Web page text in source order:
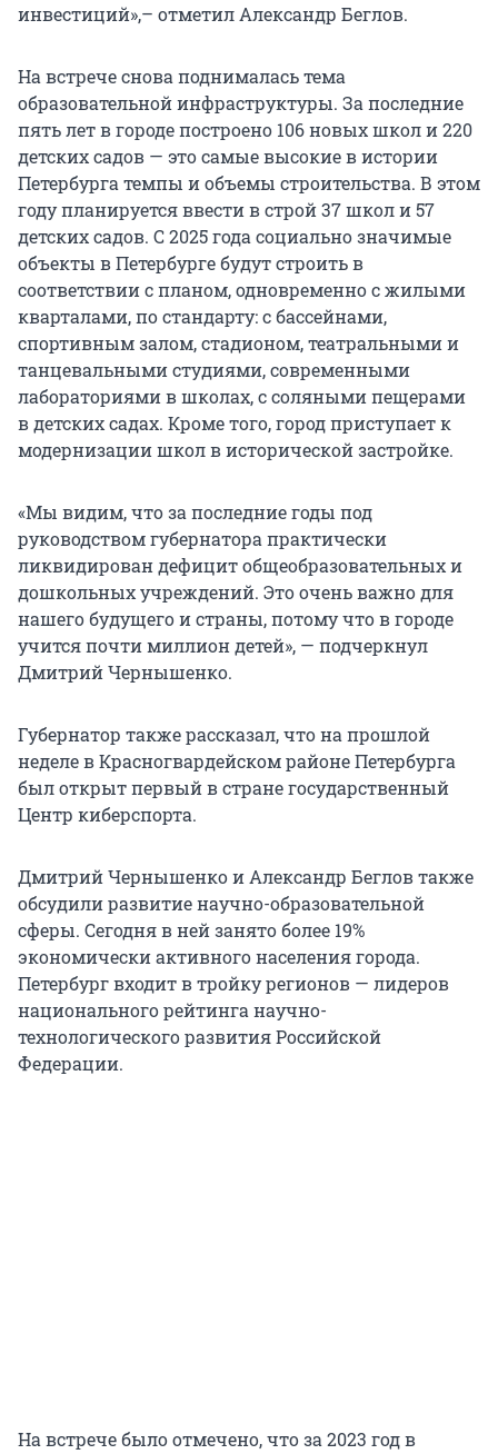
инвестиций»,– отметил Александр Беглов.
На встрече снова поднималась тема
образовательной инфраструктуры. За последние
пять лет в городе построено 106 новых школ и 220
детских садов — это самые высокие в истории
Петербурга темпы и объемы строительства. В этом
году планируется ввести в строй 37 школ и 57
детских садов. С 2025 года социально значимые
объекты в Петербурге будут строить в
соответствии с планом, одновременно с жилыми
кварталами, по стандарту: с бассейнами,
спортивным залом, стадионом, театральными и
танцевальными студиями, современными
лабораториями в школах, с соляными пещерами
в детских садах. Кроме того, город приступает к
модернизации школ в исторической застройке.
«Мы видим, что за последние годы под
руководством губернатора практически
ликвидирован дефицит общеобразовательных и
дошкольных учреждений. Это очень важно для
нашего будущего и страны, потому что в городе
учится почти миллион детей», — подчеркнул
Дмитрий Чернышенко.
Губернатор также рассказал, что на прошлой
неделе в Красногвардейском районе Петербурга
был открыт первый в стране государственный
Центр киберспорта.
Дмитрий Чернышенко и Александр Беглов также
обсудили развитие научно-образовательной
сферы. Сегодня в ней занято более 19%
экономически активного населения города.
Петербург входит в тройку регионов — лидеров
национального рейтинга научно-
технологического развития Российской
Федерации.
На встрече было отмечено, что за 2023 год в